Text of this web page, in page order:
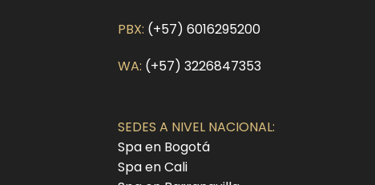
PBX: (+57) 6016295200
WA: (+57) 3226847353
SEDES A NIVEL NACIONAL:
Spa en Bogotá
Spa en Cali